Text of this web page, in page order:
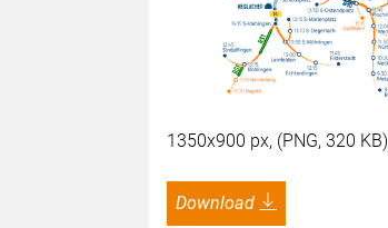
1350x900 px, (PNG, 320 KB)
Download